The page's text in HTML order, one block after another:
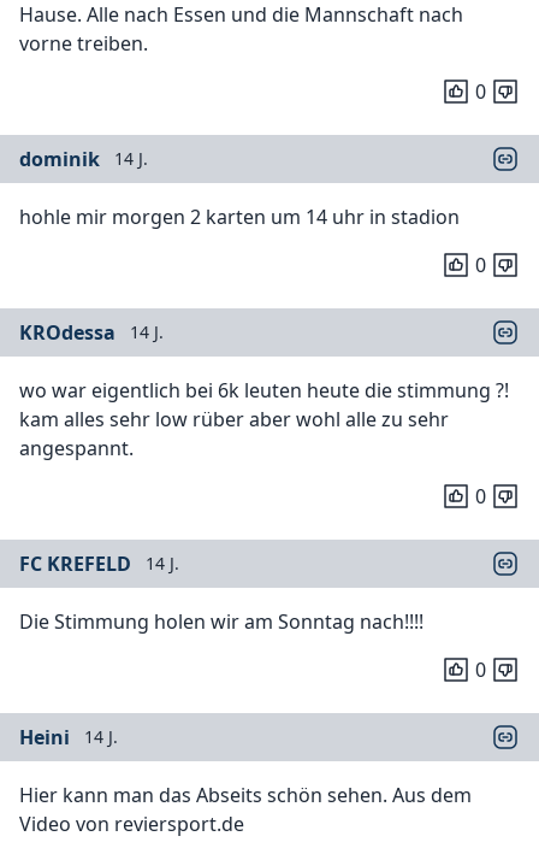
Hause. Alle nach Essen und die Mannschaft nach
vorne treiben.
0
dominik 14 J.
hohle mir morgen 2 karten um 14 uhr in stadion
0
KROdessa 14 J.
wo war eigentlich bei 6k leuten heute die stimmung ?!
kam alles sehr low rüber aber wohl alle zu sehr
angespannt.
0
FC KREFELD 14 J.
Die Stimmung holen wir am Sonntag nach!!!!
0
Heini 14 J.
Hier kann man das Abseits schön sehen. Aus dem
Video von reviersport.de